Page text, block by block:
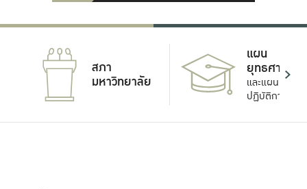
สภา
มหาวิทยาลัย
แผน
ยุทธศาสตร์
และแผน
ปฏิบัติการ